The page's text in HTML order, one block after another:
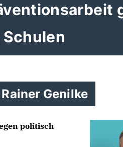
Genilke
politisch